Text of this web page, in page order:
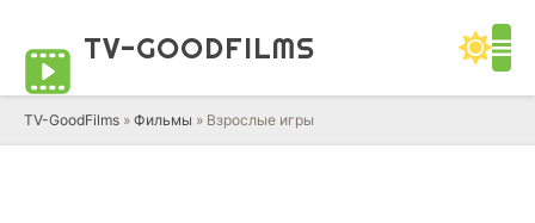
TV-GOODFILMS
TV-GoodFilms » Фильмы » Взрослые игры